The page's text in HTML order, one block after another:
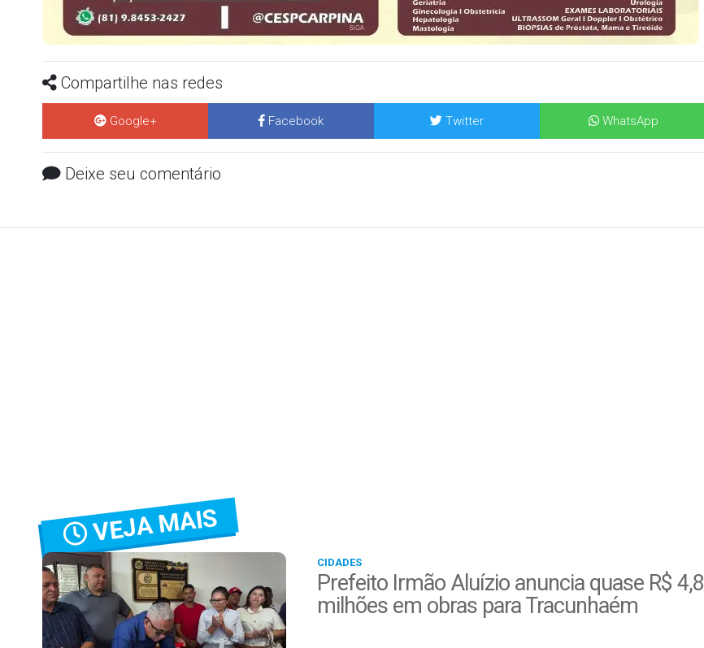
Compartilhe nas redes
Google+ Facebook Twitter WhatsApp
Deixe seu comentário
VEJA MAIS
CIDADES
Prefeito Irmão Aluízio anuncia quase R$ 4,8
milhões em obras para Tracunhaém